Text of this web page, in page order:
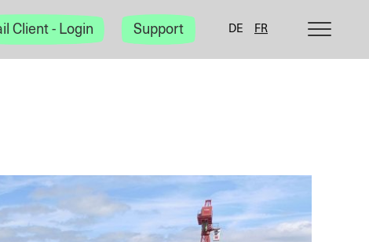
Client - Login Support DE FR
Kategorie-
Navigation